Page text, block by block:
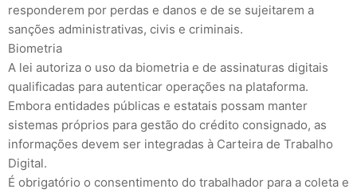
responderem por perdas e danos e de se sujeitarem a
sanções administrativas, civis e criminais.
Biometria
A lei autoriza o uso da biometria e de assinaturas digitais
qualificadas para autenticar operações na plataforma.
Embora entidades públicas e estatais possam manter
sistemas próprios para gestão do crédito consignado, as
informações devem ser integradas à Carteira de Trabalho
Digital.
É obrigatório o consentimento do trabalhador para a coleta e